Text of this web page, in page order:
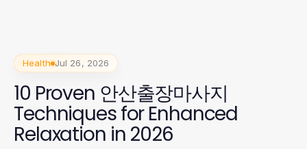
Health Jul 26, 2026
10 Proven 안산출장마사지
Techniques for Enhanced
Relaxation in 2026